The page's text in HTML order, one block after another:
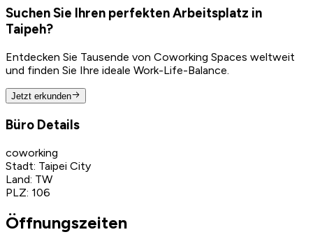
Suchen Sie Ihren perfekten Arbeitsplatz in
Taipeh?
Entdecken Sie Tausende von Coworking Spaces weltweit
und finden Sie Ihre ideale Work-Life-Balance.
Jetzt erkunden
Büro Details
coworking
Stadt: Taipei City
Land: TW
PLZ: 106
Öffnungszeiten